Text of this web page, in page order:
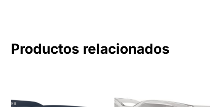
Productos relacionados